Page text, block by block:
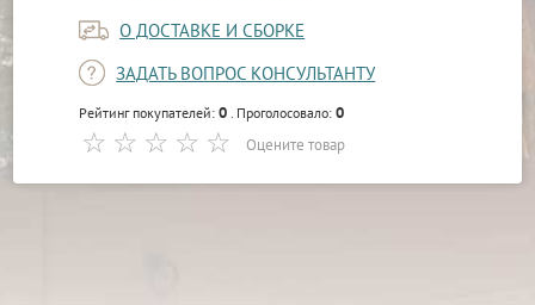
О ДОСТАВКЕ И СБОРКЕ
ЗАДАТЬ ВОПРОС КОНСУЛЬТАНТУ
Рейтинг покупателей:0 . Проголосовало:0
Оцените товар